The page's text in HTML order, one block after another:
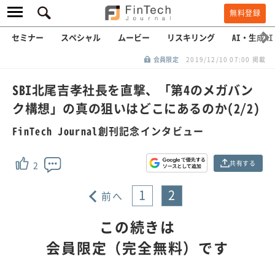
無料登録
セミナー スペシャル ムービー リスキリング AI・生成AI
会員限定 2019/12/10 07:00 掲載
SBI北尾吉孝社長を直撃、「第4のメガバン
ク構想」の真の狙いはどこにあるのか(2/2)
FinTech Journal創刊記念インタビュー
2 共有する
前へ 1 2
この続きは
会員限定（完全無料）です